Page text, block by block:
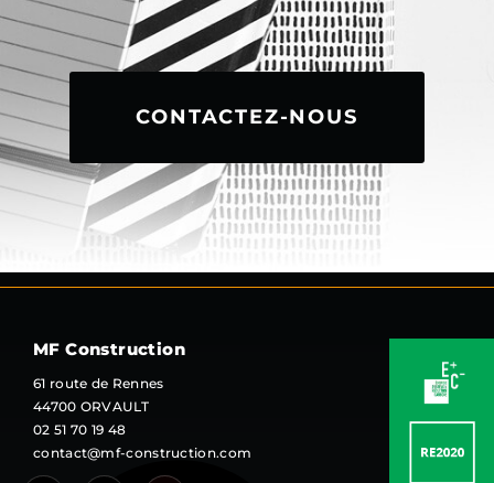
CONTACTEZ-NOUS
MF Construction
61 route de Rennes
44700 ORVAULT
02 51 70 19 48
contact@mf-construction.com